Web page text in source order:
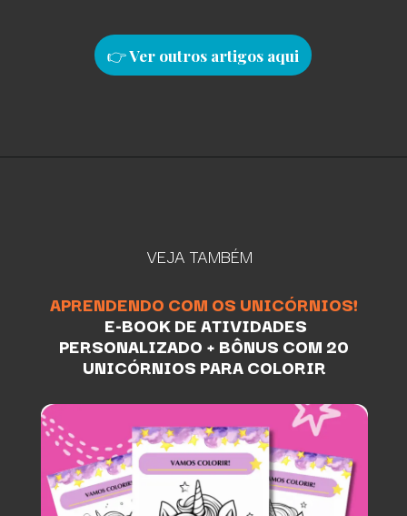
👉Ver outros artigos aqui
VEJA TAMBÉM
APRENDENDO COM OS UNICÓRNIOS!
E-BOOK DE ATIVIDADES
PERSONALIZADO + BÔNUS COM 20
UNICÓRNIOS PARA COLORIR